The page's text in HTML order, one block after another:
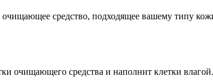
средство, подходящее вашему типу
очищающего средства и наполнит клетки